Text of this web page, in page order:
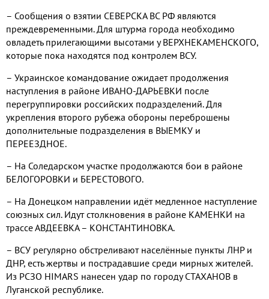
– Сообщения о взятии СЕВЕРСКА ВС РФ являются
преждевременными. Для штурма города необходимо
овладеть прилегающими высотами у ВЕРХНЕКАМЕНСКОГО,
которые пока находятся под контролем ВСУ.
– Украинское командование ожидает продолжения
наступления в районе ИВАНО-ДАРЬЕВКИ после
перегруппировки российских подразделений. Для
укрепления второго рубежа обороны переброшены
дополнительные подразделения в ВЫЕМКУ и
ПЕРЕЕЗДНОЕ.
– На Соледарском участке продолжаются бои в районе
БЕЛОГОРОВКИ и БЕРЕСТОВОГО.
– На Донецком направлении идёт медленное наступление
союзных сил. Идут столкновения в районе КАМЕНКИ на
трассе АВДЕЕВКА – КОНСТАНТИНОВКА.
– ВСУ регулярно обстреливают населённые пункты ЛНР и
ДНР, есть жертвы и пострадавшие среди мирных жителей.
Из РСЗО HIMARS нанесен удар по городу СТАХАНОВ в
Луганской республике.